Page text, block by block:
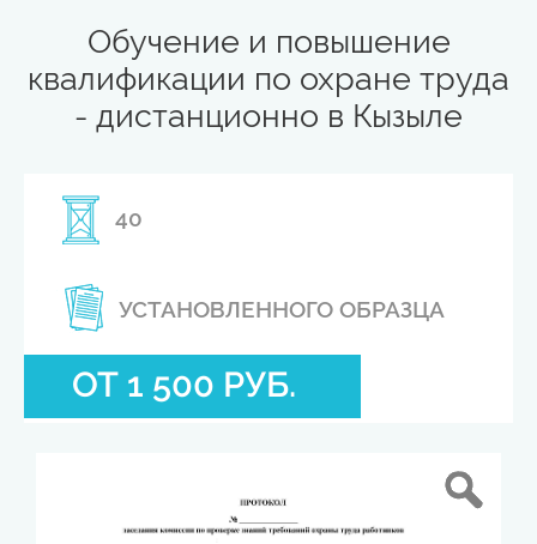
Обучение и повышение
квалификации по охране труда
- дистанционно в Кызыле
40
УСТАНОВЛЕННОГО ОБРАЗЦА
ОТ 1 500 РУБ.